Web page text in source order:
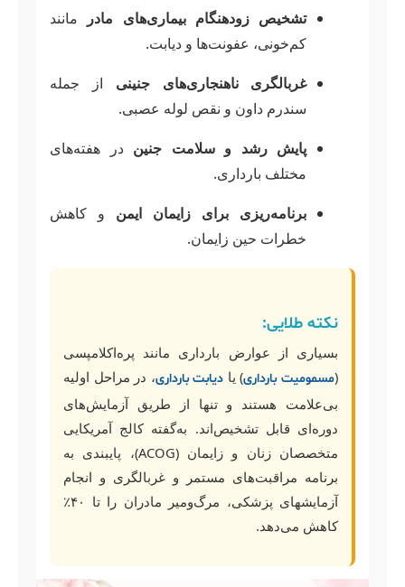
تشخیص زودهنگام بیماری‌های مادر
مانند
کم‌خونی، عفونت‌ها و دیابت.
غربالگری ناهنجاری‌های جنینی از جمله
سندرم داون و نقص لوله عصبی.
پایش رشد و سلامت جنین در هفته‌های
مختلف بارداری.
برنامه‌ریزی برای زایمان ایمن و کاهش
خطرات حین زایمان.
نکته طلایی:
بسیاری از عوارض بارداری مانند پره‌اکلامپسی
(مسمومیت بارداری) یا دیابت بارداری، در مراحل اولیه
بی‌علامت هستند و تنها از طریق آزمایش‌های
دوره‌ای قابل تشخیص‌اند. به‌گفته کالج آمریکایی
متخصصان زنان و زایمان (ACOG)، پایبندی به
برنامه مراقبت‌های مستمر و غربالگری و انجام
آزمایشهای پزشکی، مرگ‌ومیر مادران را تا ۴۰٪
کاهش می‌دهد.